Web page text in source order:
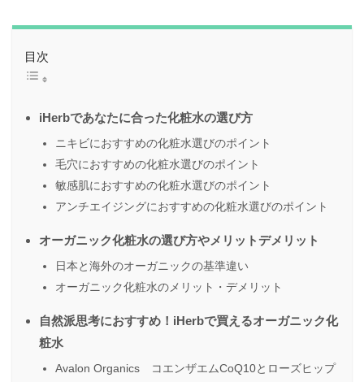
目次
iHerbであなたに合った化粧水の選び方
ニキビにおすすめの化粧水選びのポイント
毛穴におすすめの化粧水選びのポイント
敏感肌におすすめの化粧水選びのポイント
アンチエイジングにおすすめの化粧水選びのポイント
オーガニック化粧水の選び方やメリットデメリット
日本と海外のオーガニックの基準違い
オーガニック化粧水のメリット・デメリット
自然派思考におすすめ！iHerbで買えるオーガニック化
粧水
Avalon Organics コエンザエムCoQ10とローズヒップ